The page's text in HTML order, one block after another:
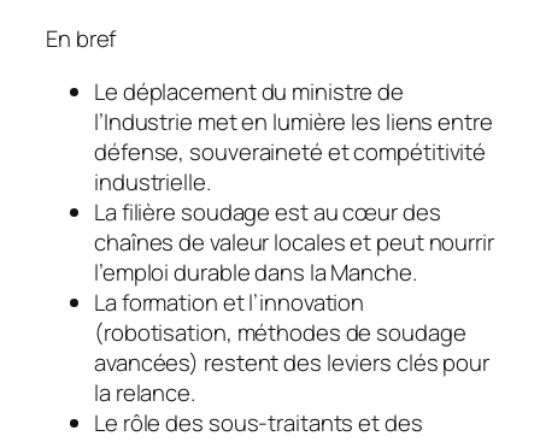
En bref
Le déplacement du ministre de
l’Industrie met en lumière les liens entre
défense, souveraineté et compétitivité
industrielle.
La filière soudage est au cœur des
chaînes de valeur locales et peut nourrir
l’emploi durable dans la Manche.
La formation et l’innovation
(robotisation, méthodes de soudage
avancées) restent des leviers clés pour
la relance.
Le rôle des sous-traitants et des